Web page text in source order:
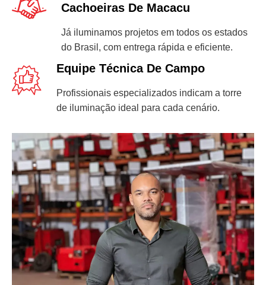
Cachoeiras De Macacu
Já iluminamos projetos em todos os estados
do Brasil, com entrega rápida e eficiente.
Equipe Técnica De Campo
Profissionais especializados indicam a torre
de iluminação ideal para cada cenário.